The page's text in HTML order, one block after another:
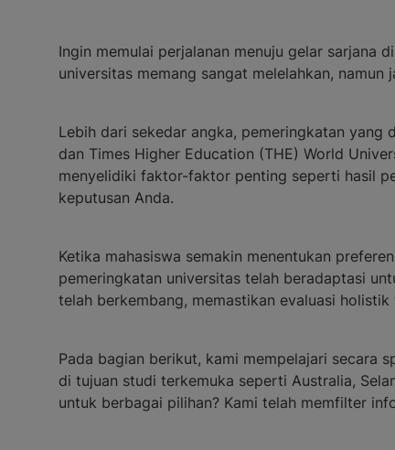
Ingin memulai perjalanan menuju gelar sarjana
universitas memang sangat melelahkan,
Lebih dari sekedar angka, pemeringkatan yang
dan Times Higher Education (THE) World
menyelidiki faktor-faktor penting seperti hasil
keputusan Anda.
Ketika mahasiswa semakin menentukan
pemeringkatan universitas telah beradaptasi
telah berkembang, memastikan evaluasi
Pada bagian berikut, kami mempelajari secara
di tujuan studi terkemuka seperti Australia,
untuk berbagai pilihan? Kami telah memfilter